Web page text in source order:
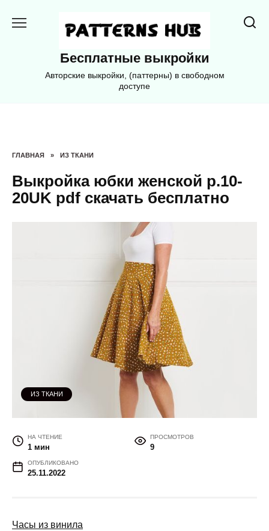
Бесплатные выкройки
Авторские выкройки, (паттерны) в свободном
доступе
ГЛАВНАЯ » ИЗ ТКАНИ
Выкройка юбки женской р.10-
20UK pdf скачать бесплатно
ИЗ ТКАНИ
НА ЧТЕНИЕ
1 мин
ПРОСМОТРОВ
9
ОПУБЛИКОВАНО
25.11.2022
Часы из винила